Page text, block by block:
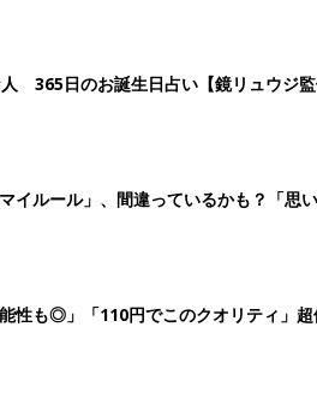
365日のお誕生日占い【鏡リュウジ監
イルール」、間違っているかも？「思
性も◎」「110円でこのクオリティ」